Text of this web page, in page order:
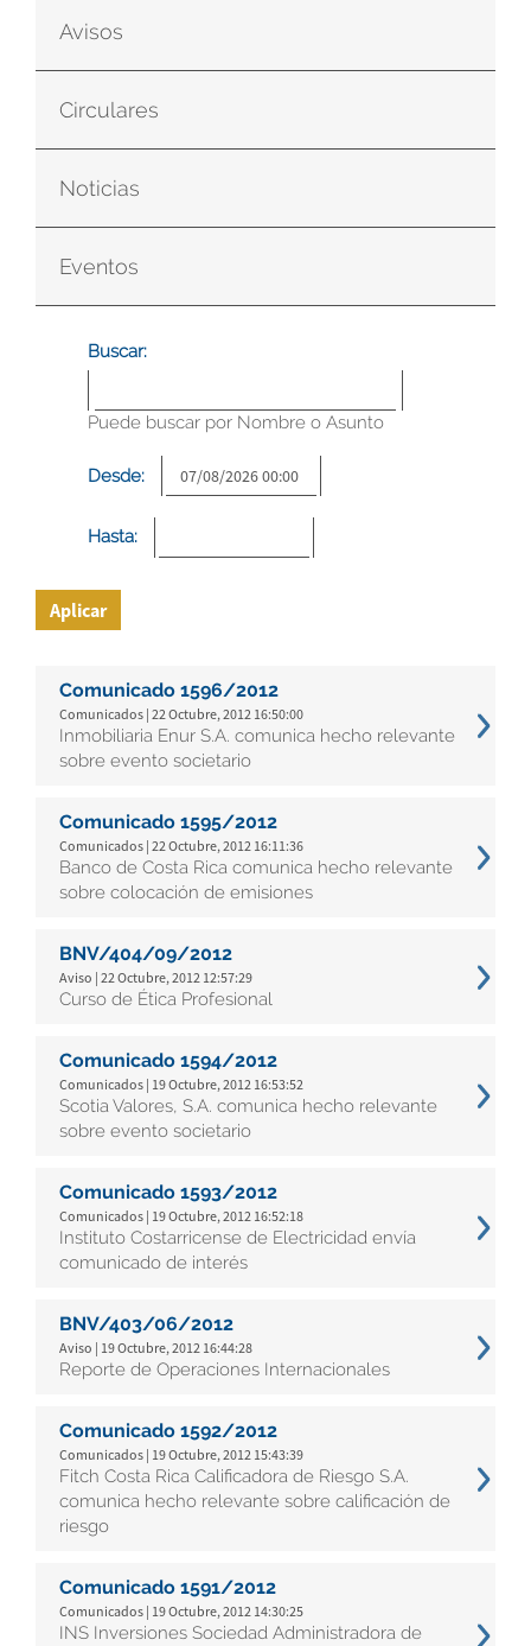
Avisos
Circulares
Noticias
Eventos
Buscar:
Puede buscar por Nombre o Asunto
Desde:
Hasta:
Aplicar
Comunicado 1596/2012
Comunicados | 22 Octubre, 2012 16:50:00
Inmobiliaria Enur S.A. comunica hecho relevante
sobre evento societario
Comunicado 1595/2012
Comunicados | 22 Octubre, 2012 16:11:36
Banco de Costa Rica comunica hecho relevante
sobre colocación de emisiones
BNV/404/09/2012
Aviso | 22 Octubre, 2012 12:57:29
Curso de Ética Profesional
Comunicado 1594/2012
Comunicados | 19 Octubre, 2012 16:53:52
Scotia Valores, S.A. comunica hecho relevante
sobre evento societario
Comunicado 1593/2012
Comunicados | 19 Octubre, 2012 16:52:18
Instituto Costarricense de Electricidad envía
comunicado de interés
BNV/403/06/2012
Aviso | 19 Octubre, 2012 16:44:28
Reporte de Operaciones Internacionales
Comunicado 1592/2012
Comunicados | 19 Octubre, 2012 15:43:39
Fitch Costa Rica Calificadora de Riesgo S.A.
comunica hecho relevante sobre calificación de
riesgo
Comunicado 1591/2012
Comunicados | 19 Octubre, 2012 14:30:25
INS Inversiones Sociedad Administradora de